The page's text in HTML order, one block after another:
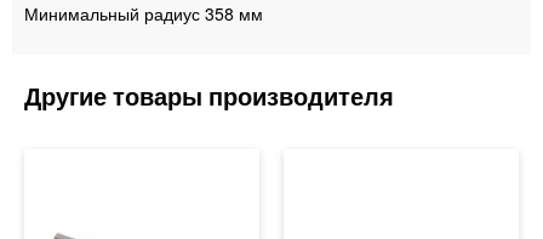
Минимальный радиус 358 мм